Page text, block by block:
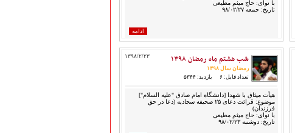
با نوای: حاج میثم مطیعی
تاریخ: جمعه ۹۸/۰۲/۲۷
ادامه
۱۳۹۸/۲/۲۳ شب هشتم ماه رمضان ۱۳۹۸
رمضان سال ۱۳۹۸
تعداد فایل: ۶
بازدید: ۵۳۴۴
هیأت میثاق با شهدا [دانشگاه امام صادق "علیه السلام"]
موضوع: قرائت دعای ۲۵ صحیفه سجادیه (دعا در حق
فرزندان)
با نوای: حاج میثم مطیعی
تاریخ: دوشنبه ۹۸/۰۲/۲۳